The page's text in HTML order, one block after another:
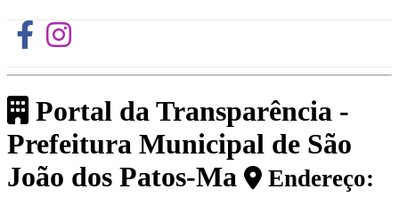
Portal da Transparência -
Prefeitura Municipal de São
João dos Patos-Ma
Endereço: